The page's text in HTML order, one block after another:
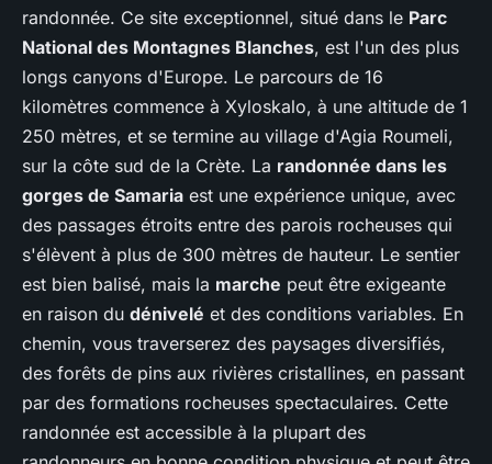
randonnée. Ce site exceptionnel, situé dans le Parc
National des Montagnes Blanches, est l'un des plus
longs canyons d'Europe. Le parcours de 16
kilomètres commence à Xyloskalo, à une altitude de 1
250 mètres, et se termine au village d'Agia Roumeli,
sur la côte sud de la Crète. La randonnée dans les
gorges de Samaria est une expérience unique, avec
des passages étroits entre des parois rocheuses qui
s'élèvent à plus de 300 mètres de hauteur. Le sentier
est bien balisé, mais la marche peut être exigeante
en raison du dénivelé et des conditions variables. En
chemin, vous traverserez des paysages diversifiés,
des forêts de pins aux rivières cristallines, en passant
par des formations rocheuses spectaculaires. Cette
randonnée est accessible à la plupart des